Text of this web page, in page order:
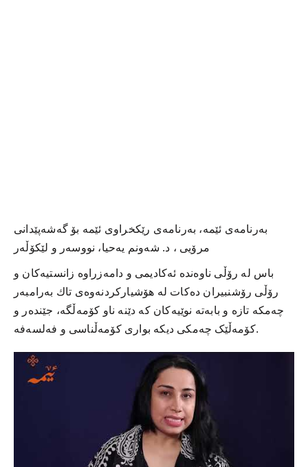
بەرنامەی ئێمە، بەرنامەی رێكخراوی ئێمە بۆ گەشەپێدانی
مرۆیی ، د. شەونم یەحیا، نووسەر و لێكۆڵەر
باس لە رۆڵی ناوەندە ئەكادیمی و دامەزراوە زانستیەكان و
رۆڵی رۆشنبیران دەكات لە هۆشیاركردنەوەی تاك بەرامبەر
چەمكە تازە و بابەتە نوێیەكان كە دێنە ناو كۆمەڵگە، جێندەر و
کۆمەڵێک چەمکی دیکە بواری کۆمەڵناسی و فەلسەفە.